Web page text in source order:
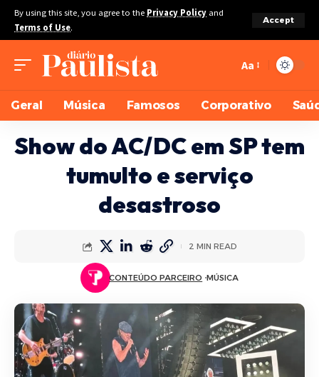
By using this site, you agree to the Privacy Policy and
Terms of Use.
Accept
Aa
Geral Música Famosos Corporativo
Show do AC/DC em SP tem
tumulto e serviço
desastroso
CONTEÚDO PARCEIRO MÚSICA
2 MIN READ